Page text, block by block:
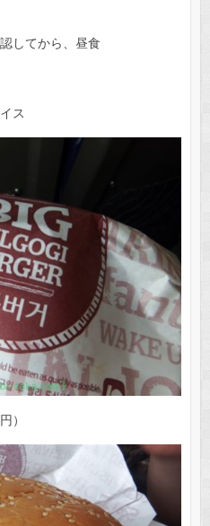
してから、昼食
ス
）